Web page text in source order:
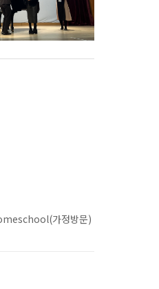
가정방문)